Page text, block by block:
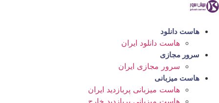
پرش
محتوا
هاست دانلود
هاست دانلود ایران
سرور مجازی
سرور مجازی ایران
هاست میزبانی
هاست میزبانی پربازدید ایران
هاست میزبانی پربازدید خارج